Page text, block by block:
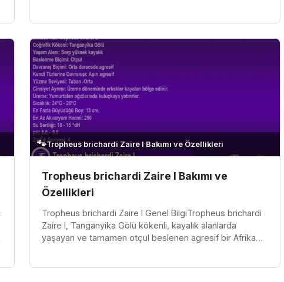
🐾Tropheus brichardi Zaire I Bakımı ve Özellikleri
Tropheus brichardi Zaire I Bakımı ve
Özellikleri
Tropheus brichardi Zaire I Genel BilgiTropheus brichardi
Zaire I, Tanganyika Gölü kökenli, kayalık alanlarda
yaşayan ve tamamen otçul beslenen agresif bir Afrika